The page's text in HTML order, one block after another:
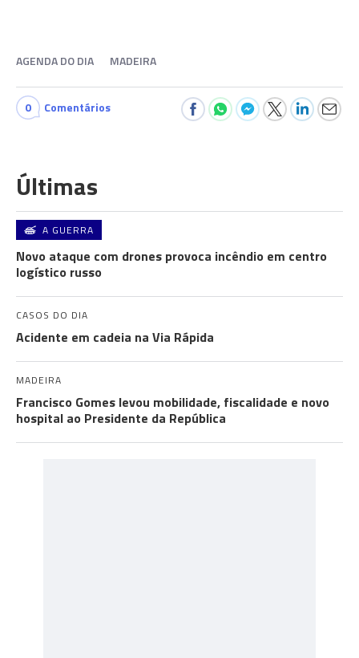
AGENDA DO DIA MADEIRA
0 Comentários
Últimas
A GUERRA
Novo ataque com drones provoca incêndio em centro
logístico russo
CASOS DO DIA
Acidente em cadeia na Via Rápida
MADEIRA
Francisco Gomes levou mobilidade, fiscalidade e novo
hospital ao Presidente da República